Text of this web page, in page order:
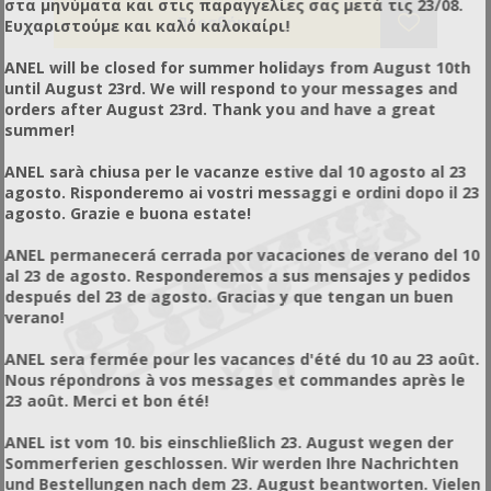
στα μηνύματα και στις παραγγελίες σας μετά τις 23/08.
Ευχαριστούμε και καλό καλοκαίρι!
ANEL will be closed for summer holidays from August 10th
until August 23rd. We will respond to your messages and
orders after August 23rd. Thank you and have a great
summer!
ANEL sarà chiusa per le vacanze estive dal 10 agosto al 23
agosto. Risponderemo ai vostri messaggi e ordini dopo il 23
agosto. Grazie e buona estate!
ANEL permanecerá cerrada por vacaciones de verano del 10
al 23 de agosto. Responderemos a sus mensajes y pedidos
después del 23 de agosto. Gracias y que tengan un buen
verano!
ANEL sera fermée pour les vacances d'été du 10 au 23 août.
Nous répondrons à vos messages et commandes après le
23 août. Merci et bon été!
ANEL ist vom 10. bis einschließlich 23. August wegen der
Sommerferien geschlossen. Wir werden Ihre Nachrichten
und Bestellungen nach dem 23. August beantworten. Vielen